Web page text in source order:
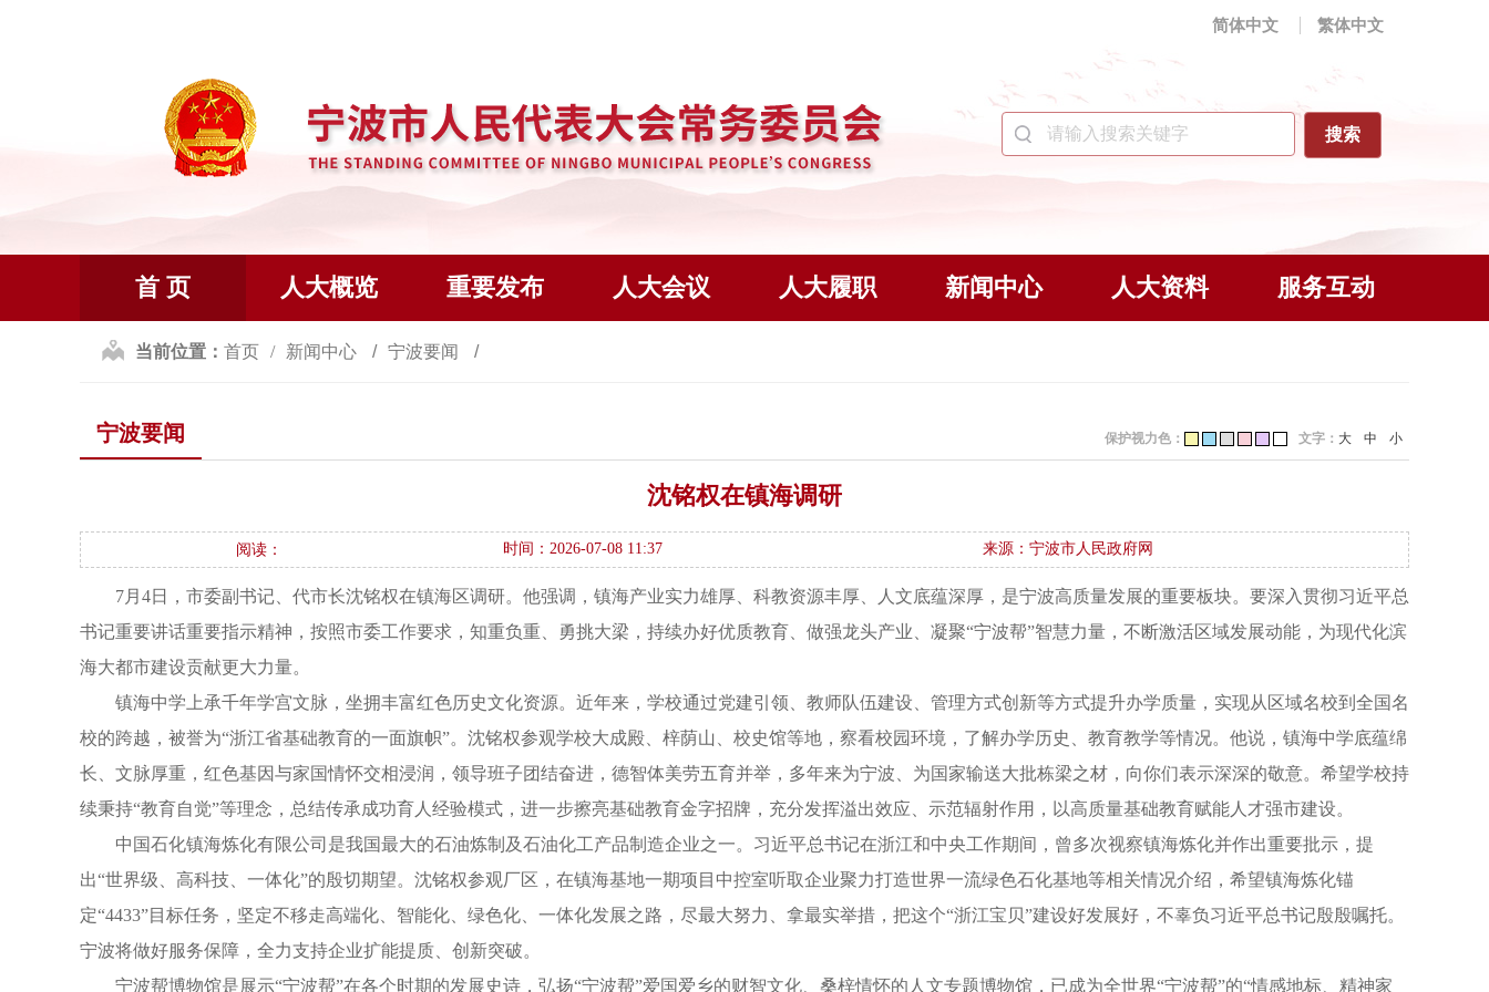
简体中文 繁体中文
首 页 人大概览 重要发布 人大会议 人大履职 新闻中心 人大资料 服务互动
当前位置： 首页 新闻中心 宁波要闻
宁波要闻 文字： 大 中 小
保护视力色：
沈铭权在镇海调研
阅读： 时间：2026-07-08 11:37 来源：宁波市人民政府网
7月4日，市委副书记、代市长沈铭权在镇海区调研。他强调，镇海产业实力雄厚、科教资源丰厚、人文底蕴深厚，是宁波高质量发展的重要板块。要深入贯彻习近平总
书记重要讲话重要指示精神，按照市委工作要求，知重负重、勇挑大梁，持续办好优质教育、做强龙头产业、凝聚“宁波帮”智慧力量，不断激活区域发展动能，为现代化滨
海大都市建设贡献更大力量。
镇海中学上承千年学宫文脉，坐拥丰富红色历史文化资源。近年来，学校通过党建引领、教师队伍建设、管理方式创新等方式提升办学质量，实现从区域名校到全国名
校的跨越，被誉为“浙江省基础教育的一面旗帜”。沈铭权参观学校大成殿、梓荫山、校史馆等地，察看校园环境，了解办学历史、教育教学等情况。他说，镇海中学底蕴绵
长、文脉厚重，红色基因与家国情怀交相浸润，领导班子团结奋进，德智体美劳五育并举，多年来为宁波、为国家输送大批栋梁之材，向你们表示深深的敬意。希望学校持
续秉持“教育自觉”等理念，总结传承成功育人经验模式，进一步擦亮基础教育金字招牌，充分发挥溢出效应、示范辐射作用，以高质量基础教育赋能人才强市建设。
中国石化镇海炼化有限公司是我国最大的石油炼制及石油化工产品制造企业之一。习近平总书记在浙江和中央工作期间，曾多次视察镇海炼化并作出重要批示，提
出“世界级、高科技、一体化”的殷切期望。沈铭权参观厂区，在镇海基地一期项目中控室听取企业聚力打造世界一流绿色石化基地等相关情况介绍，希望镇海炼化锚
定“4433”目标任务，坚定不移走高端化、智能化、绿色化、一体化发展之路，尽最大努力、拿最实举措，把这个“浙江宝贝”建设好发展好，不辜负习近平总书记殷殷嘱托。
宁波将做好服务保障，全力支持企业扩能提质、创新突破。
宁波帮博物馆是展示“宁波帮”在各个时期的发展史诗，弘扬“宁波帮”爱国爱乡的财智文化、桑梓情怀的人文专题博物馆，已成为全世界“宁波帮”的“情感地标、精神家